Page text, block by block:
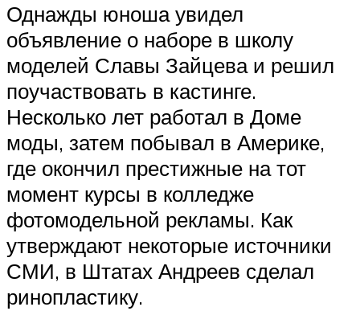
Однажды юноша увидел
объявление о наборе в школу
моделей Славы Зайцева и решил
поучаствовать в кастинге.
Несколько лет работал в Доме
моды, затем побывал в Америке,
где окончил престижные на тот
момент курсы в колледже
фотомодельной рекламы. Как
утверждают некоторые источники
СМИ, в Штатах Андреев сделал
ринопластику.